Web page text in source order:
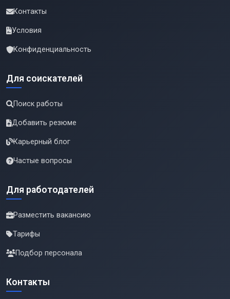
Контакты
Условия
Конфиденциальность
Для соискателей
Поиск работы
Добавить резюме
Карьерный блог
Частые вопросы
Для работодателей
Разместить вакансию
Тарифы
Подбор персонала
Контакты